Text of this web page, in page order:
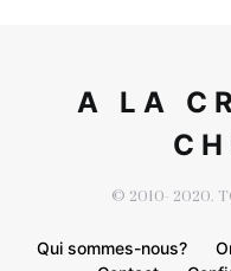
A LA
© 2010- 2020.
Qui sommes-nous?